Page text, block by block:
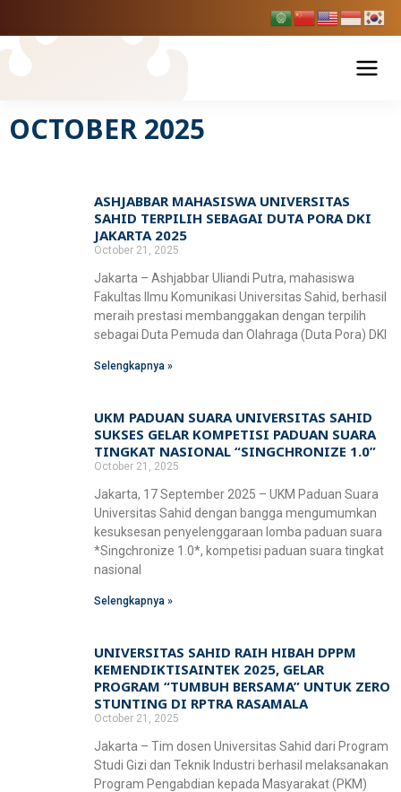
to
content
Tentang USAHID
Bagan & Struktur Organisasi
Pimpinan Universitas
Manajemen Universitas
BPMPP Usahid
Fakultas Ekonomi dan Bisnis
Manajemen
Akuntansi
Pariwisata
Ilmu Hukum
Fakultas Ilmu Komunikasi
Fakultas Teknik
Teknik Lingkungan
Teknologi Pangan
Sekolah Pascasarjana
Doktoral Ilmu Komunikasi
Magister Ilmu Komunikasi
Magister Manajemen
Magister Hukum
Magister Manajemen Lingkungan
Pendaftaran Mahasiswa Baru
Penelitian & Publikasi
Berita Usahid
CETAK KTM INFO AKADEMIK
ALUMNI MBKM
daftar@usahid.ac.id
Mon - Fri: 9:00 - 18:30
JadiUSAHID
People
OCTOBER 2025
ASHJABBAR MAHASISWA UNIVERSITAS
SAHID TERPILIH SEBAGAI DUTA PORA DKI
JAKARTA 2025
October 21, 2025
Jakarta – Ashjabbar Uliandi Putra, mahasiswa
Fakultas Ilmu Komunikasi Universitas Sahid, berhasil
meraih prestasi membanggakan dengan terpilih
sebagai Duta Pemuda dan Olahraga (Duta Pora) DKI
Selengkapnya »
UKM PADUAN SUARA UNIVERSITAS SAHID
SUKSES GELAR KOMPETISI PADUAN SUARA
TINGKAT NASIONAL “SINGCHRONIZE 1.0”
October 21, 2025
Jakarta, 17 September 2025 – UKM Paduan Suara
Universitas Sahid dengan bangga mengumumkan
kesuksesan penyelenggaraan lomba paduan suara
*Singchronize 1.0*, kompetisi paduan suara tingkat
nasional
Selengkapnya »
UNIVERSITAS SAHID RAIH HIBAH DPPM
KEMENDIKTISAINTEK 2025, GELAR
PROGRAM “TUMBUH BERSAMA” UNTUK ZERO
STUNTING DI RPTRA RASAMALA
October 21, 2025
Jakarta – Tim dosen Universitas Sahid dari Program
Studi Gizi dan Teknik Industri berhasil melaksanakan
Program Pengabdian kepada Masyarakat (PKM)